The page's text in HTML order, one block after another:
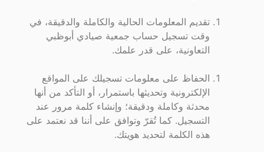
تقديم المعلومات الحالية والكاملة والدقيقة، في
وقت تسجيل حساب جمعية صيادي أبوظبي
التعاونية، على قدر علمك.
الحفاظ على معلومات تسجيلك على المواقع
الإلكترونية وتحديثها باستمرار، أو التأكد من أنها
محدثة وكاملة ودقيقة؛ وإنشاء كلمة مرور عند
التسجيل. كما تُقرّ وتوافق على أننا قد نعتمد على
هذه الكلمة لتحديد هويتك.